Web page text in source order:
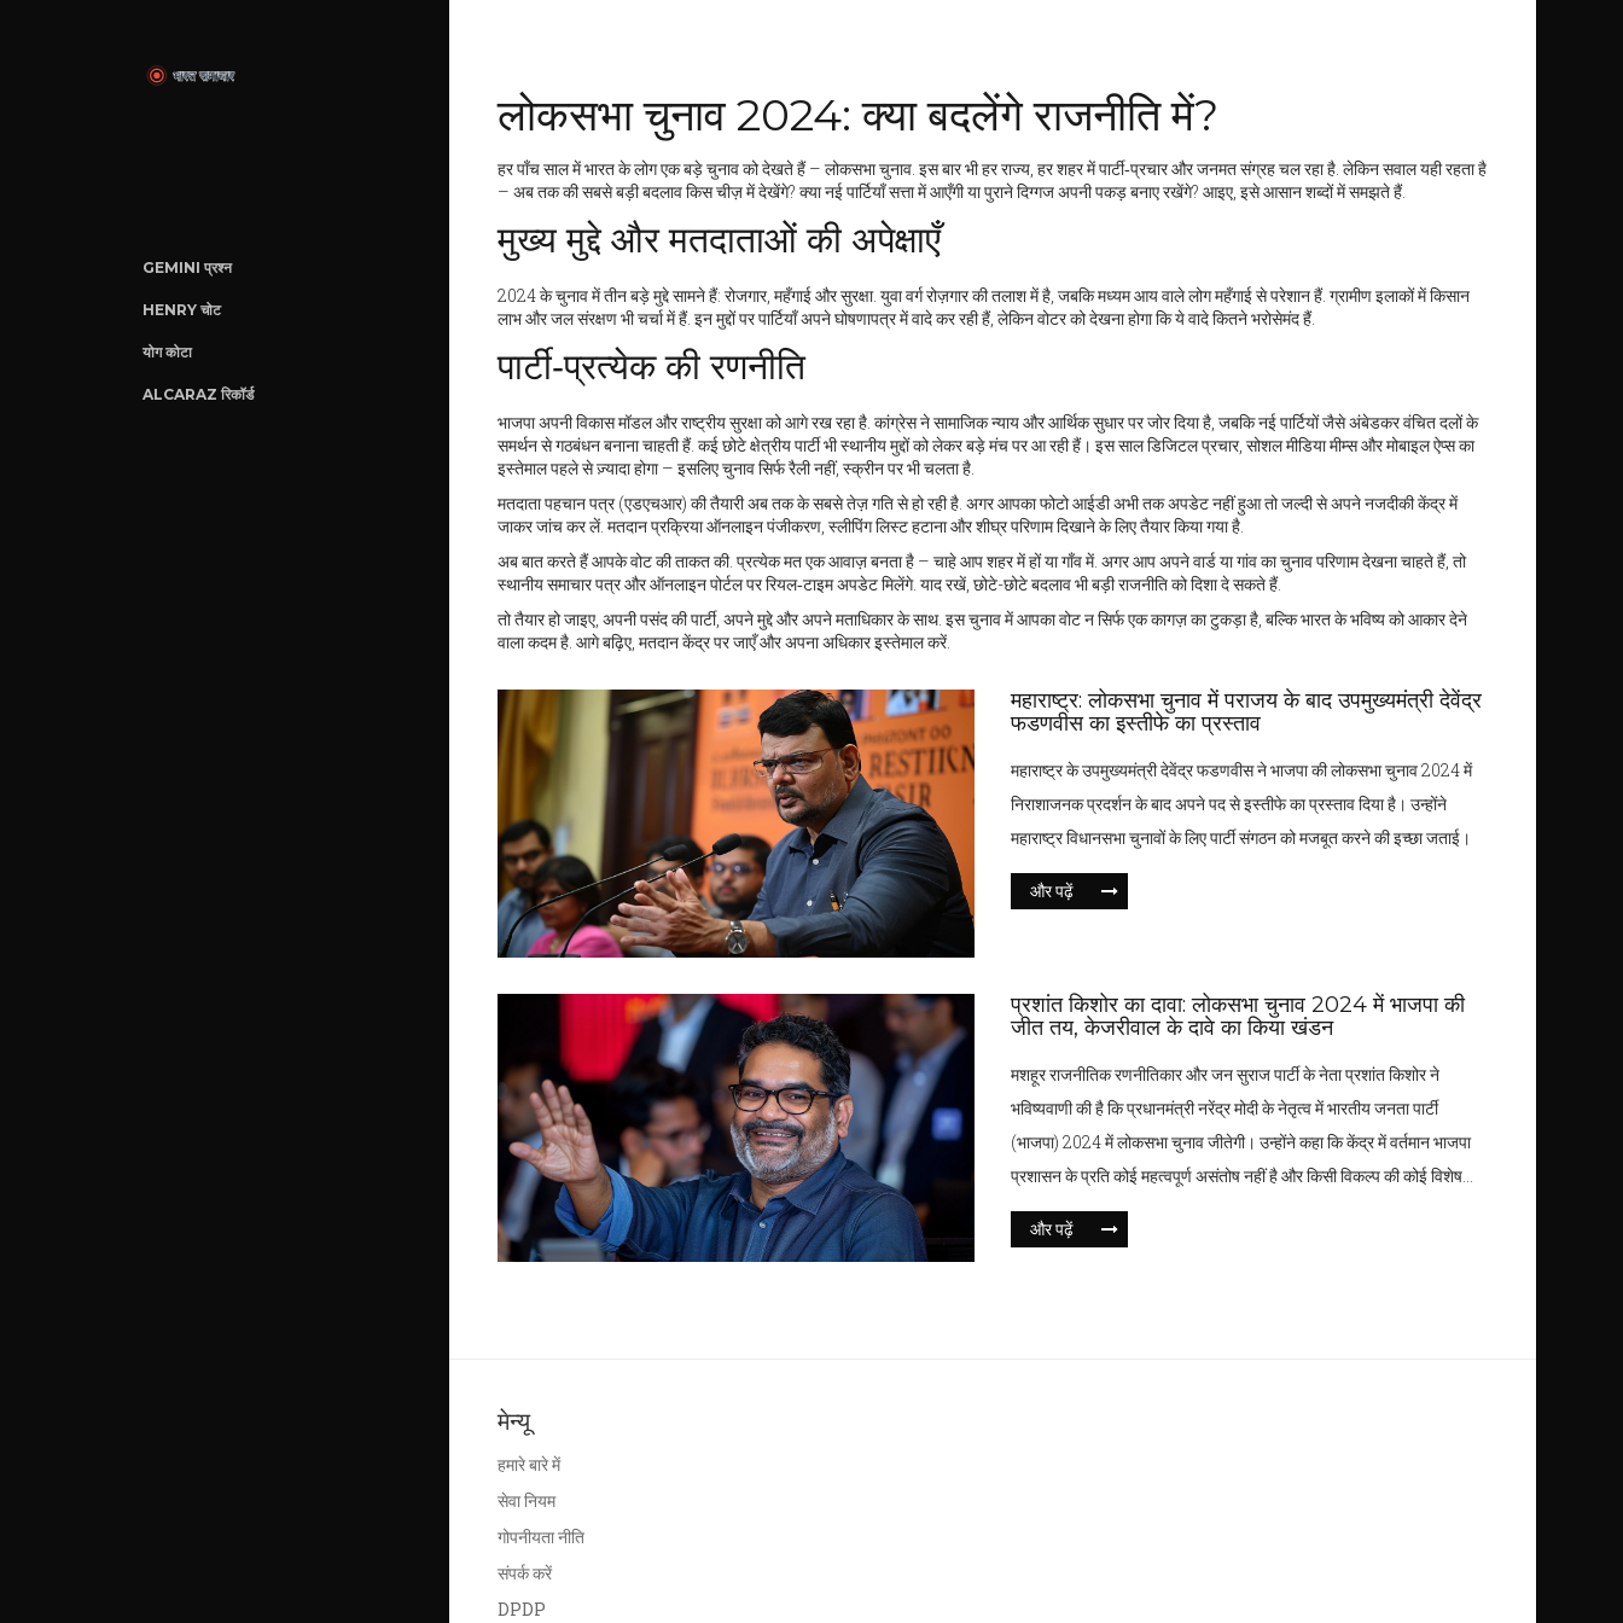
GEMINI प्रश्न
HENRY चोट
योग कोटा
ALCARAZ रिकॉर्ड
लोकसभा चुनाव 2024: क्या बदलेंगे राजनीति में?
हर पाँच साल में भारत के लोग एक बड़े चुनाव को देखते हैं – लोकसभा चुनाव. इस बार भी हर राज्य, हर शहर में पार्टी‑प्रचार और जनमत संग्रह चल रहा है. लेकिन सवाल यही रहता है
– अब तक की सबसे बड़ी बदलाव किस चीज़ में देखेंगे? क्या नई पार्टियाँ सत्ता में आएँगी या पुराने दिग्गज अपनी पकड़ बनाए रखेंगे? आइए, इसे आसान शब्दों में समझते हैं.
मुख्य मुद्दे और मतदाताओं की अपेक्षाएँ
2024 के चुनाव में तीन बड़े मुद्दे सामने हैं: रोजगार, महँगाई और सुरक्षा. युवा वर्ग रोज़गार की तलाश में है, जबकि मध्यम आय वाले लोग महँगाई से परेशान हैं. ग्रामीण इलाकों में किसान
लाभ और जल संरक्षण भी चर्चा में हैं. इन मुद्दों पर पार्टियाँ अपने घोषणापत्र में वादे कर रही हैं, लेकिन वोटर को देखना होगा कि ये वादे कितने भरोसेमंद हैं.
पार्टी‑प्रत्येक की रणनीति
भाजपा अपनी विकास मॉडल और राष्ट्रीय सुरक्षा को आगे रख रहा है. कांग्रेस ने सामाजिक न्याय और आर्थिक सुधार पर जोर दिया है, जबकि नई पार्टियों जैसे अंबेडकर वंचित दलों के
समर्थन से गठबंधन बनाना चाहती हैं. कई छोटे क्षेत्रीय पार्टी भी स्थानीय मुद्दों को लेकर बड़े मंच पर आ रही हैं। इस साल डिजिटल प्रचार, सोशल मीडिया मीम्स और मोबाइल ऐप्स का
इस्तेमाल पहले से ज़्यादा होगा – इसलिए चुनाव सिर्फ रैली नहीं, स्क्रीन पर भी चलता है.
मतदाता पहचान पत्र (एडएचआर) की तैयारी अब तक के सबसे तेज़ गति से हो रही है. अगर आपका फोटो आईडी अभी तक अपडेट नहीं हुआ तो जल्दी से अपने नजदीकी केंद्र में
जाकर जांच कर लें. मतदान प्रक्रिया ऑनलाइन पंजीकरण, स्लीपिंग लिस्ट हटाना और शीघ्र परिणाम दिखाने के लिए तैयार किया गया है.
अब बात करते हैं आपके वोट की ताकत की. प्रत्येक मत एक आवाज़ बनता है – चाहे आप शहर में हों या गाँव में. अगर आप अपने वार्ड या गांव का चुनाव परिणाम देखना चाहते हैं, तो
स्थानीय समाचार पत्र और ऑनलाइन पोर्टल पर रियल‑टाइम अपडेट मिलेंगे. याद रखें, छोटे-छोटे बदलाव भी बड़ी राजनीति को दिशा दे सकते हैं.
तो तैयार हो जाइए, अपनी पसंद की पार्टी, अपने मुद्दे और अपने मताधिकार के साथ. इस चुनाव में आपका वोट न सिर्फ एक कागज़ का टुकड़ा है, बल्कि भारत के भविष्य को आकार देने
वाला कदम है. आगे बढ़िए, मतदान केंद्र पर जाएँ और अपना अधिकार इस्तेमाल करें.
महाराष्ट्र: लोकसभा चुनाव में पराजय के बाद उपमुख्यमंत्री देवेंद्र
फडणवीस का इस्तीफे का प्रस्ताव
महाराष्ट्र के उपमुख्यमंत्री देवेंद्र फडणवीस ने भाजपा की लोकसभा चुनाव 2024 में
निराशाजनक प्रदर्शन के बाद अपने पद से इस्तीफे का प्रस्ताव दिया है। उन्होंने
महाराष्ट्र विधानसभा चुनावों के लिए पार्टी संगठन को मजबूत करने की इच्छा जताई।
और पढ़ें
प्रशांत किशोर का दावा: लोकसभा चुनाव 2024 में भाजपा की
जीत तय, केजरीवाल के दावे का किया खंडन
मशहूर राजनीतिक रणनीतिकार और जन सुराज पार्टी के नेता प्रशांत किशोर ने
भविष्यवाणी की है कि प्रधानमंत्री नरेंद्र मोदी के नेतृत्व में भारतीय जनता पार्टी
(भाजपा) 2024 में लोकसभा चुनाव जीतेगी। उन्होंने कहा कि केंद्र में वर्तमान भाजपा
प्रशासन के प्रति कोई महत्वपूर्ण असंतोष नहीं है और किसी विकल्प की कोई विशेष
इच्छा नहीं है।
और पढ़ें
मेन्यू
हमारे बारे में
सेवा नियम
गोपनीयता नीति
संपर्क करें
DPDP